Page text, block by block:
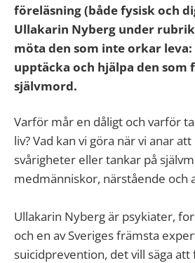
föreläsning (både fysisk och
Ullakarin Nyberg under
möta den som inte orkar
upptäcka och hjälpa den som
självmord.
Varför mår en dåligt och varför
liv? Vad kan vi göra när vi anar
svårigheter eller tankar på
medmänniskor, närstående och
Ullakarin Nyberg är psykiater,
och en av Sveriges främsta
suicidprevention, det vill säga